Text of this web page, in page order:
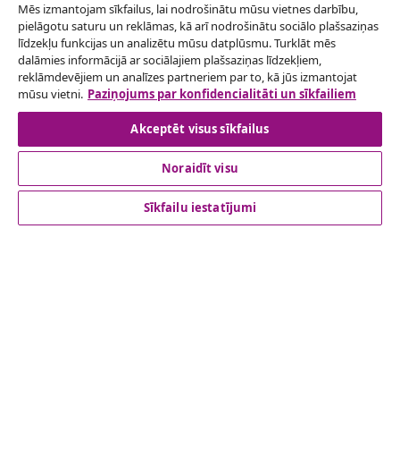
Atteikties no līguma
Iesniegt pieprasījumu par atteikšanos no
pasūtījuma.
Atteikties no līguma
klientu apkalpoanaš
Mēs izmantojam sīkfailus, lai nodrošinātu mūsu vietnes darbību,
pielāgotu saturu un reklāmas, kā arī nodrošinātu sociālo plašsaziņas
līdzekļu funkcijas un analizētu mūsu datplūsmu. Turklāt mēs
dalāmies informācijā ar sociālajiem plašsaziņas līdzekļiem,
reklāmdevējiem un analīzes partneriem par to, kā jūs izmantojat
mūsu vietni. Paziņojums par konfidencialitāti un sīkfailiem
Akceptēt visus sīkfailus
Noraidīt visu
Sīkfailu iestatījumi